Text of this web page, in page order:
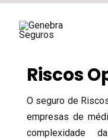
Riscos
O seguro de
empresas de
complexidade